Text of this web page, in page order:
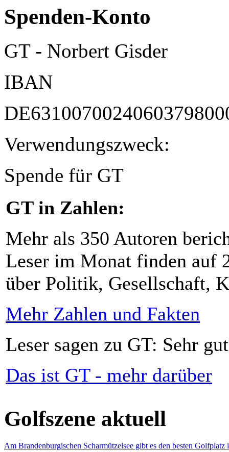
Spenden-Konto
GT - Norbert Gisder
IBAN
Verwendungszweck:
Spende für GT
GT in Zahlen:
Mehr als 350 Autoren
Leser im Monat finden auf
über Politik, Gesellschaft,
Mehr Zahlen und Fakten
Leser sagen zu GT: Sehr
Das ist GT - mehr darüber
Golfszene aktuell
Am Brandenburgischen Scharmützelsee gibt es den besten